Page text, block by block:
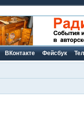
ВКонтакте Фейсбук